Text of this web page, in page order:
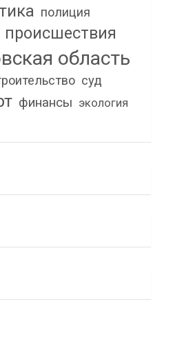
полиция
происшествия
область
суд
финансы экология